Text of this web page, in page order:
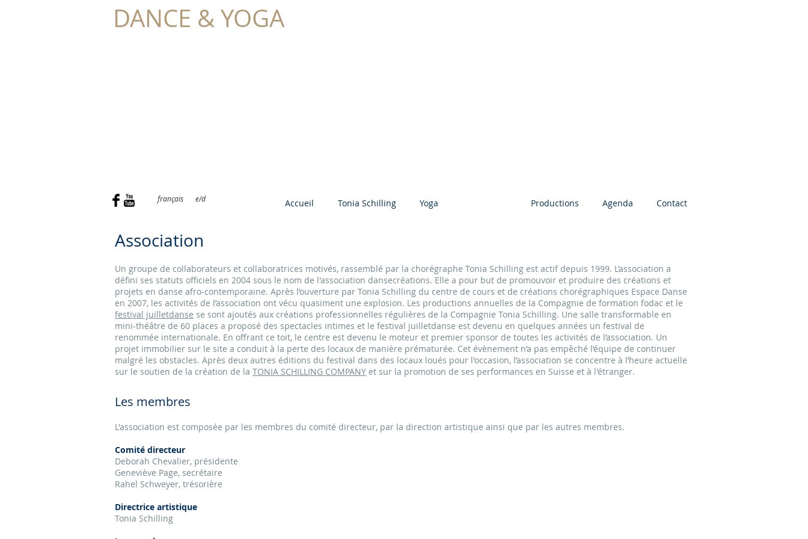
DANCE & YOGA
français e/d Accueil Tonia Schilling Yoga Productions Agenda Contact
Association
Un groupe de collaborateurs et collaboratrices motivés, rassemblé par la chorégraphe Tonia Schilling est actif depuis 1999. L’association a
défini ses statuts officiels en 2004 sous le nom de l'association dansecréations. Elle a pour but de promouvoir et produire des créations et
projets en danse afro-contemporaine. Après l’ouverture par Tonia Schilling du centre de cours et de créations chorégraphiques Espace Danse
en 2007, les activités de l’association ont vécu quasiment une explosion. Les productions annuelles de la Compagnie de formation fodac et le
festival juilletdanse se sont ajoutés aux créations professionnelles régulières de la Compagnie Tonia Schilling. Une salle transformable en
mini-théâtre de 60 places a proposé des spectacles intimes et le festival juilletdanse est devenu en quelques années un festival de
renommée internationale. En offrant ce toit, le centre est devenu le moteur et premier sponsor de toutes les activités de l’association. Un
projet immobilier sur le site a conduit à la perte des locaux de manière prématurée. Cet évènement n’a pas empêché l’équipe de continuer
malgré les obstacles. Après deux autres éditions du festival dans des locaux loués pour l'occasion, l’association se concentre à l’heure actuelle
sur le soutien de la création de la TONIA SCHILLING COMPANY et sur la promotion de ses performances en Suisse et à l'étranger.
Les membres
L'association est composée par les membres du comité directeur, par la direction artistique ainsi que par les autres membres.
Comité directeur
Deborah Chevalier, présidente
Geneviève Page, secrétaire
Rahel Schweyer, trésorière
Directrice artistique
Tonia Schilling